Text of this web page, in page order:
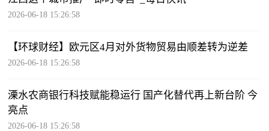
2026-06-18 15:26:58
【环球财经】欧元区4月对外货物贸易由顺差转为逆差
2026-06-18 15:26:58
溧水农商银行科技赋能稳运行 国产化替代再上新台阶 今
亮点
2026-06-18 15:26:58